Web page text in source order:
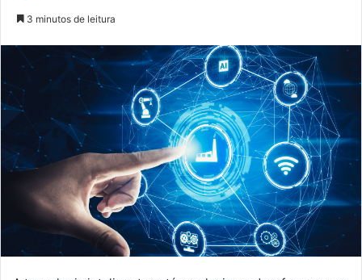
mail
3 minutos de leitura